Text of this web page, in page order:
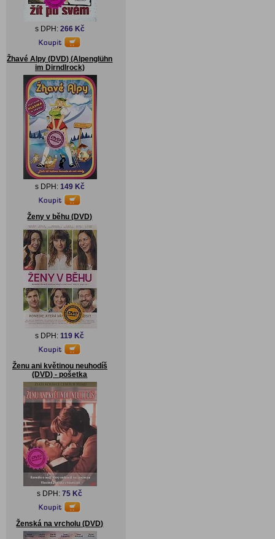
s DPH: 266 Kč
Žhavé Alpy (DVD) (Alpenglühn
im Dirndlrock)
s DPH: 149 Kč
Ženy v běhu (DVD)
s DPH:119 Kč
Ženu ani květinou neuhodíš
(DVD) - pošetka
s DPH:75 Kč
Ženská na vrcholu (DVD)